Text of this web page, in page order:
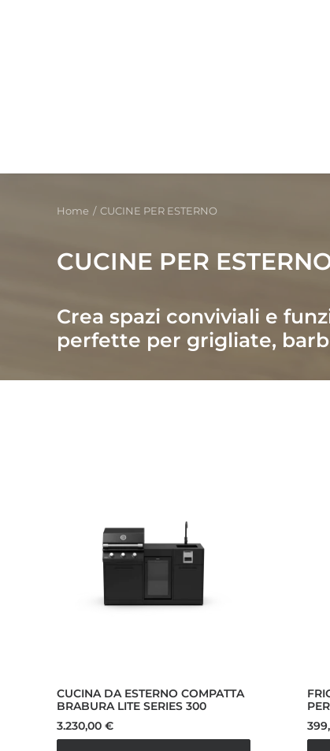
Home CUCINE PER ESTERNO
CUCINE PER
Crea spazi conviviali e
perfette per grigliate,
CUCINA DA ESTERNO COMPATTA
BRABURA LITE SERIES 300
3.230,00 €